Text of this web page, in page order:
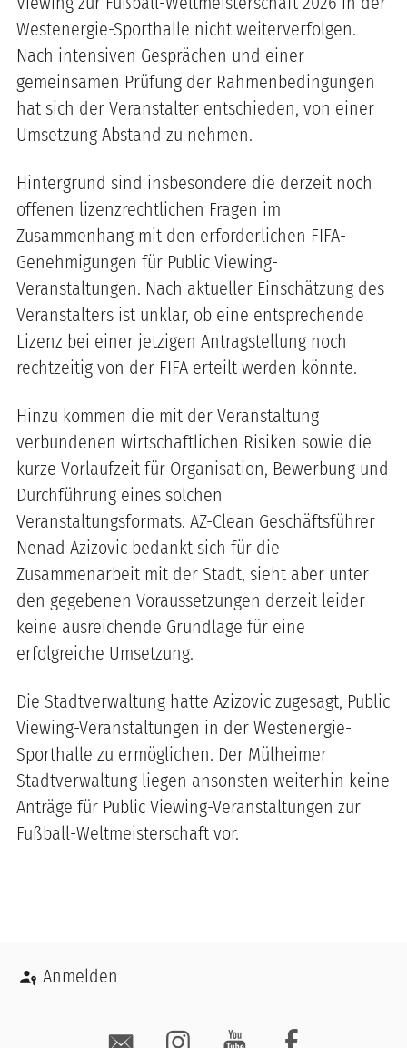
Westenergie-Sporthalle nicht weiterverfolgen.
Nach intensiven Gesprächen und einer
gemeinsamen Prüfung der Rahmenbedingungen
hat sich der Veranstalter entschieden, von einer
Umsetzung Abstand zu nehmen.
Hintergrund sind insbesondere die derzeit noch
offenen lizenzrechtlichen Fragen im
Zusammenhang mit den erforderlichen FIFA-
Genehmigungen für Public Viewing-
Veranstaltungen. Nach aktueller Einschätzung des
Veranstalters ist unklar, ob eine entsprechende
Lizenz bei einer jetzigen Antragstellung noch
rechtzeitig von der FIFA erteilt werden könnte.
Hinzu kommen die mit der Veranstaltung
verbundenen wirtschaftlichen Risiken sowie die
kurze Vorlaufzeit für Organisation, Bewerbung und
Durchführung eines solchen
Veranstaltungsformats. AZ-Clean Geschäftsführer
Nenad Azizovic bedankt sich für die
Zusammenarbeit mit der Stadt, sieht aber unter
den gegebenen Voraussetzungen derzeit leider
keine ausreichende Grundlage für eine
erfolgreiche Umsetzung.
Die Stadtverwaltung hatte Azizovic zugesagt, Public
Viewing-Veranstaltungen in der Westenergie-
Sporthalle zu ermöglichen. Der Mülheimer
Stadtverwaltung liegen ansonsten weiterhin keine
Anträge für Public Viewing-Veranstaltungen zur
Fußball-Weltmeisterschaft vor.
Benutzermenü
Anmelden